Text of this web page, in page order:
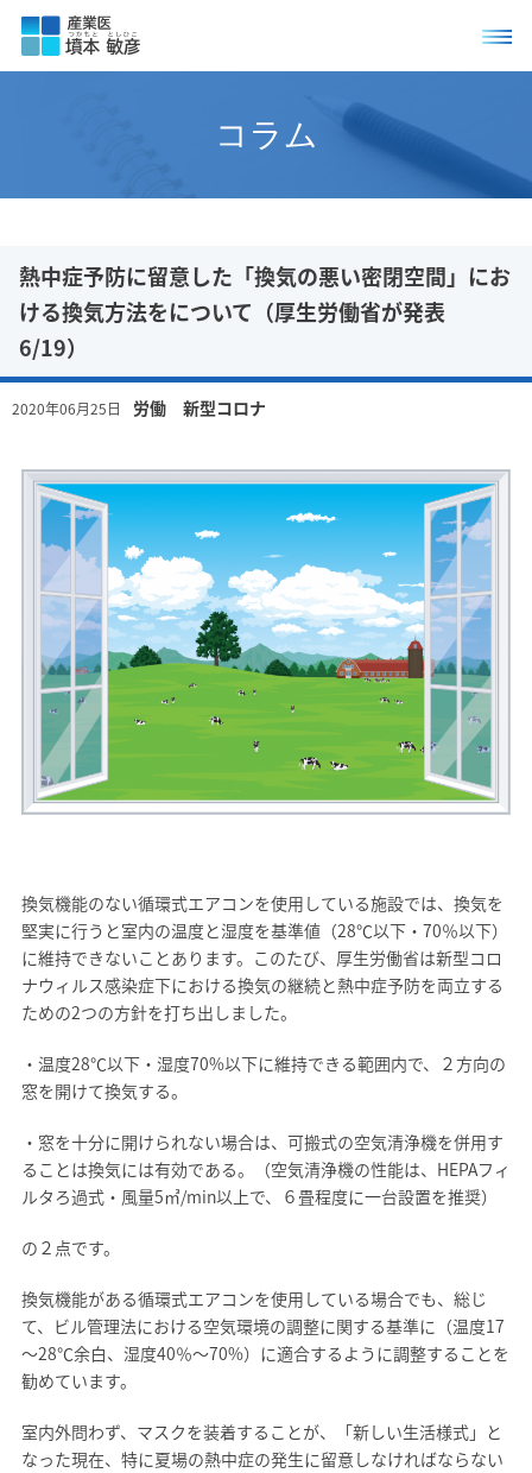
コラム
熱中症予防に留意した「換気の悪い密閉空間」にお
ける換気方法をについて（厚生労働省が発表
6/19）
2020年06月25日 労働 新型コロナ
換気機能のない循環式エアコンを使用している施設では、換気を
堅実に行うと室内の温度と湿度を基準値（28℃以下・70％以下）
に維持できないことあります。このたび、厚生労働省は新型コロ
ナウィルス感染症下における換気の継続と熱中症予防を両立する
ための2つの方針を打ち出しました。
・温度28℃以下・湿度70%以下に維持できる範囲内で、２方向の
窓を開けて換気する。
・窓を十分に開けられない場合は、可搬式の空気清浄機を併用す
ることは換気には有効である。（空気清浄機の性能は、HEPAフィ
ルタろ過式・風量5㎥/min以上で、６畳程度に一台設置を推奨）
の２点です。
換気機能がある循環式エアコンを使用している場合でも、総じ
て、ビル管理法における空気環境の調整に関する基準に（温度17
～28℃余白、湿度40％～70%）に適合するように調整することを
勧めています。
室内外問わず、マスクを装着することが、「新しい生活様式」と
なった現在、特に夏場の熱中症の発生に留意しなければならない